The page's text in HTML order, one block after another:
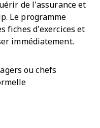
de l’assurance et
Le programme
fiches d’exercices et
immédiatement.
ou chefs